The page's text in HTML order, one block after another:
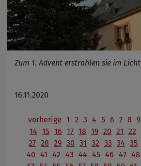
Zum 1. Advent erstrahlen sie im
16.11.2020
vorherige 1 2 3 4 5 6 7 8 9
14 15 16 17 18 19 20 21 22
27 28 29 30 31 32 33 34 35
40 41 42 43 44 45 46 47 48